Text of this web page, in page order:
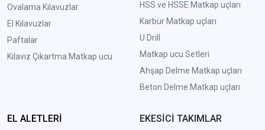
Ovalama Kılavuzlar
El Kılavuzlar
Paftalar
Kılavız Çıkartma Matkap ucu
HSS ve HSSE Matkap uçları
Karbür Matkap uçları
U Drill
Matkap ucu Setleri
Ahşap Delme Matkap uçları
Beton Delme Matkap uçları
EL ALETLERİ EKESİCİ TAKIMLAR